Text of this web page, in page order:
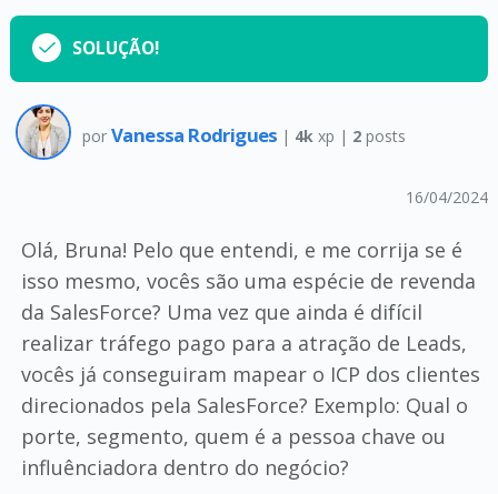
SOLUÇÃO!
por Vanessa Rodrigues | 4k xp | 2 posts
16/04/2024
Olá, Bruna! Pelo que entendi, e me corrija se é
isso mesmo, vocês são uma espécie de revenda
da SalesForce? Uma vez que ainda é difícil
realizar tráfego pago para a atração de Leads,
vocês já conseguiram mapear o ICP dos clientes
direcionados pela SalesForce? Exemplo: Qual o
porte, segmento, quem é a pessoa chave ou
influênciadora dentro do negócio?